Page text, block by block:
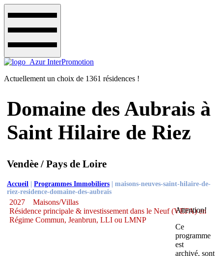
Actuellement un choix de 1361 résidences !
Domaine des Aubrais à
Saint Hilaire de Riez
Vendèe / Pays de Loire
Accueil |Programmes Immobiliers |maisons-neuves-saint-hilaire-de-
riez-residence-domaine-des-aubrais
2027
Maisons/Villas
Résidence principale & investissement dans le Neuf (VEFA) en
Régime Commun, Jeanbrun, LLI ou LMNP
Attention!
Ce
programme
est
archivé, sont